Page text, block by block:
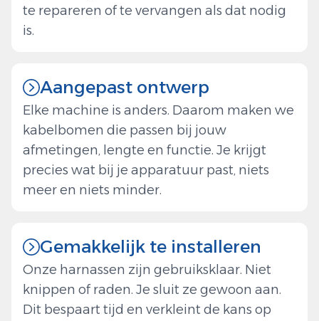
te repareren of te vervangen als dat nodig
is.
Aangepast ontwerp
Elke machine is anders. Daarom maken we
kabelbomen die passen bij jouw
afmetingen, lengte en functie. Je krijgt
precies wat bij je apparatuur past, niets
meer en niets minder.
Gemakkelijk te installeren
Onze harnassen zijn gebruiksklaar. Niet
knippen of raden. Je sluit ze gewoon aan.
Dit bespaart tijd en verkleint de kans op